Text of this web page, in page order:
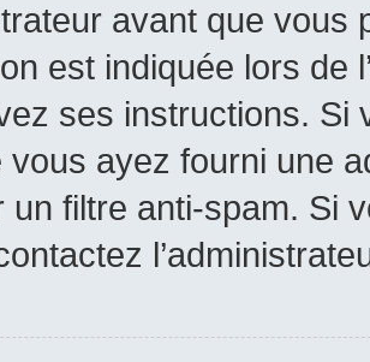
avant que
est indiquée lors de
ses instructions. Si
vous ayez fourni une
un filtre anti-spam. Si